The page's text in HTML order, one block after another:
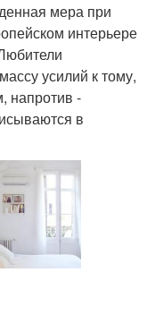
мера при
интерьере
усилий к тому,
напротив -
в